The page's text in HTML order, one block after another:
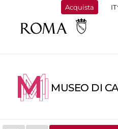
Acquista
MUSEO DI